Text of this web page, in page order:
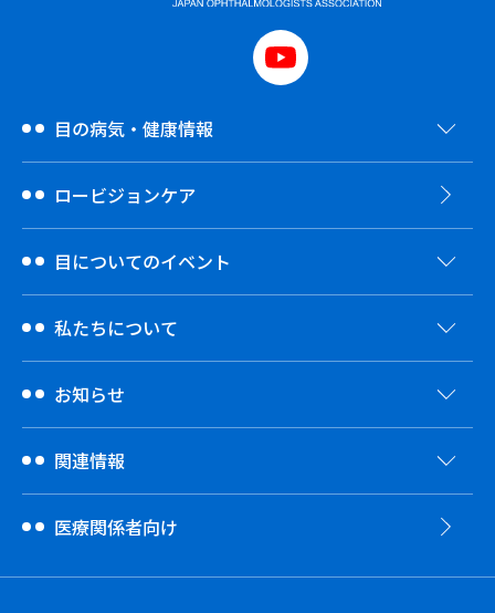
目の病気・健康情報
ロービジョンケア
目についてのイベント
私たちについて
お知らせ
関連情報
医療関係者向け